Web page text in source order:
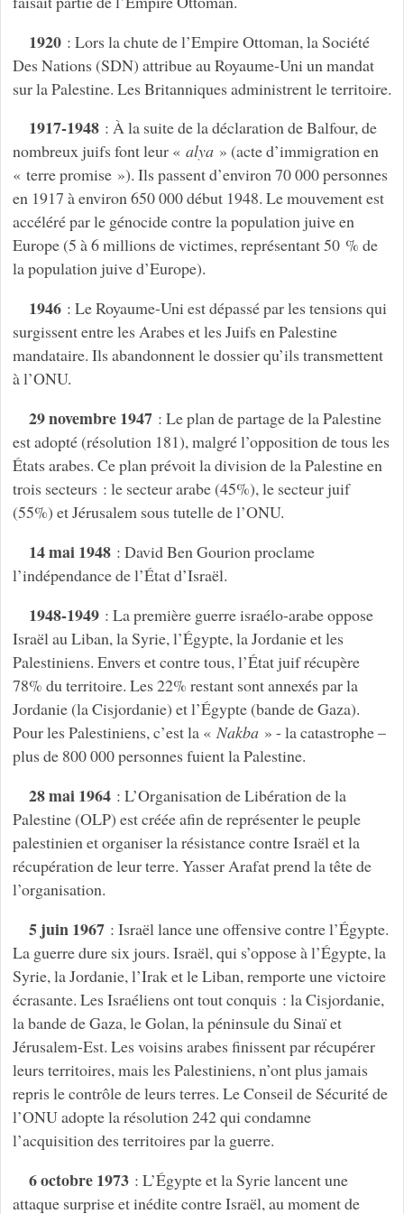
1920: Lors la chute de l’Empire Ottoman, la Société
Des Nations (SDN) attribue au Royaume-Uni un mandat
sur la Palestine. Les Britanniques administrent le territoire.
1917-1948: À la suite de la déclaration de Balfour, de
nombreux juifs font leur « alya» (acte d’immigration en
« terre promise »). Ils passent d’environ 70 000 personnes
en 1917 à environ 650 000 début 1948. Le mouvement est
accéléré par le génocide contre la population juive en
Europe (5 à 6 millions de victimes, représentant 50 % de
la population juive d’Europe).
1946: Le Royaume-Uni est dépassé par les tensions qui
surgissent entre les Arabes et les Juifs en Palestine
mandataire. Ils abandonnent le dossier qu’ils transmettent
à l’ONU.
29 novembre 1947: Le plan de partage de la Palestine
est adopté (résolution 181), malgré l’opposition de tous les
États arabes. Ce plan prévoit la division de la Palestine en
trois secteurs : le secteur arabe (45%), le secteur juif
(55%) et Jérusalem sous tutelle de l’ONU.
14 mai 1948: David Ben Gourion proclame
l’indépendance de l’État d’Israël.
1948-1949: La première guerre israélo-arabe oppose
Israël au Liban, la Syrie, l’Égypte, la Jordanie et les
Palestiniens. Envers et contre tous, l’État juif récupère
78% du territoire. Les 22% restant sont annexés par la
Jordanie (la Cisjordanie) et l’Égypte (bande de Gaza).
Pour les Palestiniens, c’est la « Nakba» - la catastrophe –
plus de 800 000 personnes fuient la Palestine.
28 mai 1964: L’Organisation de Libération de la
Palestine (OLP) est créée afin de représenter le peuple
palestinien et organiser la résistance contre Israël et la
récupération de leur terre. Yasser Arafat prend la tête de
l’organisation.
5 juin 1967: Israël lance une offensive contre l’Égypte.
La guerre dure six jours. Israël, qui s’oppose à l’Égypte, la
Syrie, la Jordanie, l’Irak et le Liban, remporte une victoire
écrasante. Les Israéliens ont tout conquis : la Cisjordanie,
la bande de Gaza, le Golan, la péninsule du Sinaï et
Jérusalem-Est. Les voisins arabes finissent par récupérer
leurs territoires, mais les Palestiniens, n’ont plus jamais
repris le contrôle de leurs terres. Le Conseil de Sécurité de
l’ONU adopte la résolution 242 qui condamne
l’acquisition des territoires par la guerre.
6 octobre 1973: L’Égypte et la Syrie lancent une
attaque surprise et inédite contre Israël, au moment de